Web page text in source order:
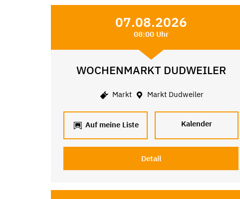
07.08.2026
08:00 Uhr
WOCHENMARKT DUDWEILER
Markt Markt Dudweiler
Auf meine Liste Kalender
Detail